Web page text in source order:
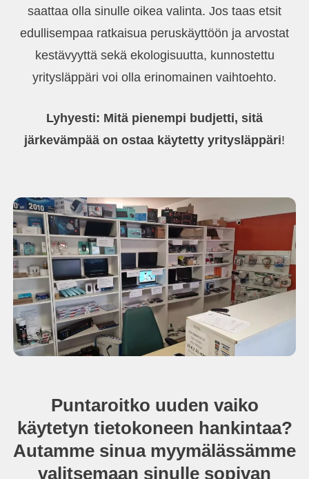
saattaa olla sinulle oikea valinta. Jos taas etsit
edullisempaa ratkaisua peruskäyttöön ja arvostat
kestävyyttä sekä ekologisuutta, kunnostettu
yritysläppäri voi olla erinomainen vaihtoehto.
Lyhyesti: Mitä pienempi budjetti, sitä
järkevämpää on ostaa käytetty yritysläppäri!
Puntaroitko uuden vaiko
käytetyn tietokoneen hankintaa?
Autamme sinua myymälässämme
valitsemaan sinulle sopivan